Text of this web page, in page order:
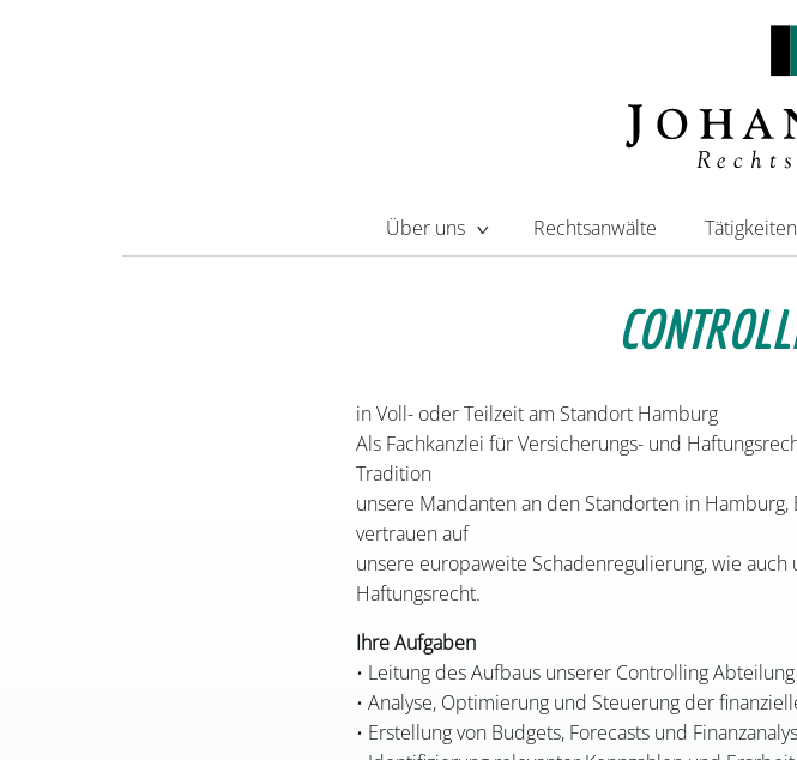
Über uns Rechtsanwälte Tätigkeiten
in Voll- oder Teilzeit am Standort Hamburg
Als Fachkanzlei für Versicherungs- und
Tradition
unsere Mandanten an den Standorten in
vertrauen auf
unsere europaweite Schadenregulierung, wie
Haftungsrecht.
Ihre Aufgaben
• Leitung des Aufbaus unserer Controlling Abteilung
• Analyse, Optimierung und Steuerung der
• Erstellung von Budgets, Forecasts und